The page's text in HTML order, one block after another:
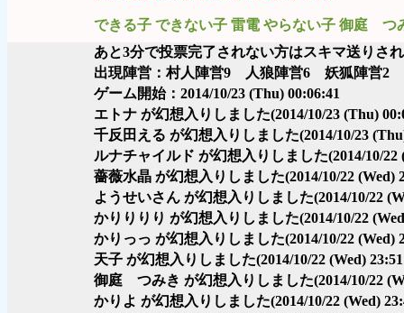
できる子 できない子 雷電 やらない子 御庭 つ
あと3分で投票完了されない方はスキマ送りさ
出現陣営：村人陣営9 人狼陣営6 妖狐陣営2
ゲーム開始：2014/10/23 (Thu) 00:06:41
エトナ が幻想入りしました(2014/10/23 (Thu)
千反田える が幻想入りしました(2014/10/23
ルナチャイルド が幻想入りしました(2014/10/22
薔薇水晶 が幻想入りしました(2014/10/22 (Wed)
ようせいさん が幻想入りしました(2014/10/22
かりりりり が幻想入りしました(2014/10/22
かりっっ が幻想入りしました(2014/10/22 (Wed)
天子 が幻想入りしました(2014/10/22 (Wed)
御庭 つみき が幻想入りしました(2014/10/22
かりよ が幻想入りしました(2014/10/22 (Wed)